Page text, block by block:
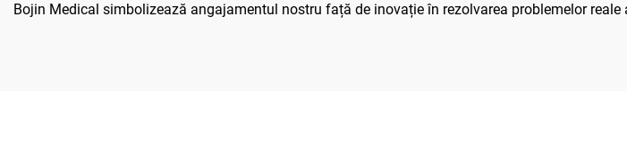
Bojin Medical simbolizează angajamentul nostru față de inovație în rezolvarea problemelor